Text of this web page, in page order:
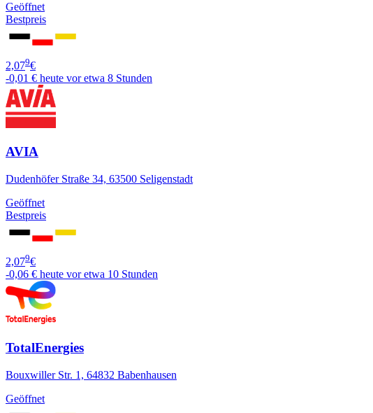
Geöffnet
Bestpreis
2,079€
-0,01 € heute vor etwa 8 Stunden
AVIA
Dudenhöfer Straße 34, 63500 Seligenstadt
Geöffnet
Bestpreis
2,079€
-0,06 € heute vor etwa 10 Stunden
TotalEnergies
Bouxwiller Str. 1, 64832 Babenhausen
Geöffnet